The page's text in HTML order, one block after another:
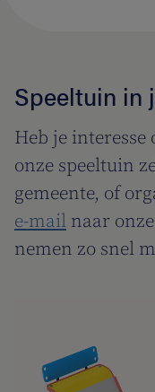
Speeltuin in
Heb je
onze speeltuin
gemeente, of
e-mail naar
nemen zo snel